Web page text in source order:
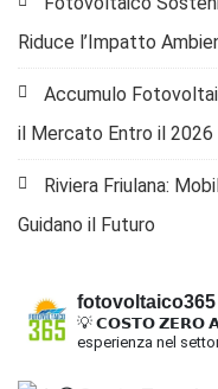
Riduce l’Impatto
Accumulo
il Mercato Entro il 2026
Riviera Friulana:
Guidano il Futuro
fotovoltaico365
💡 𝗖𝗢𝗦𝗧𝗢 𝗭𝗘𝗥𝗢
esperienza nel